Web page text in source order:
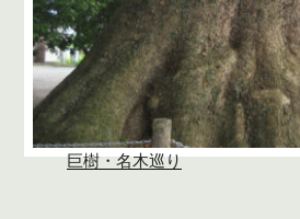
巨樹・名木巡り